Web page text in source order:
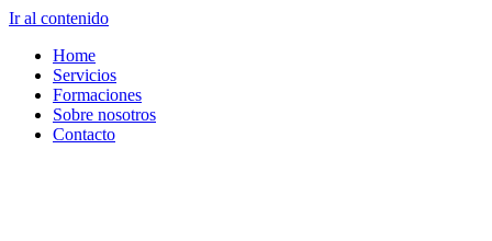
Ir al contenido
Home
Servicios
Formaciones
Sobre nosotros
Contacto